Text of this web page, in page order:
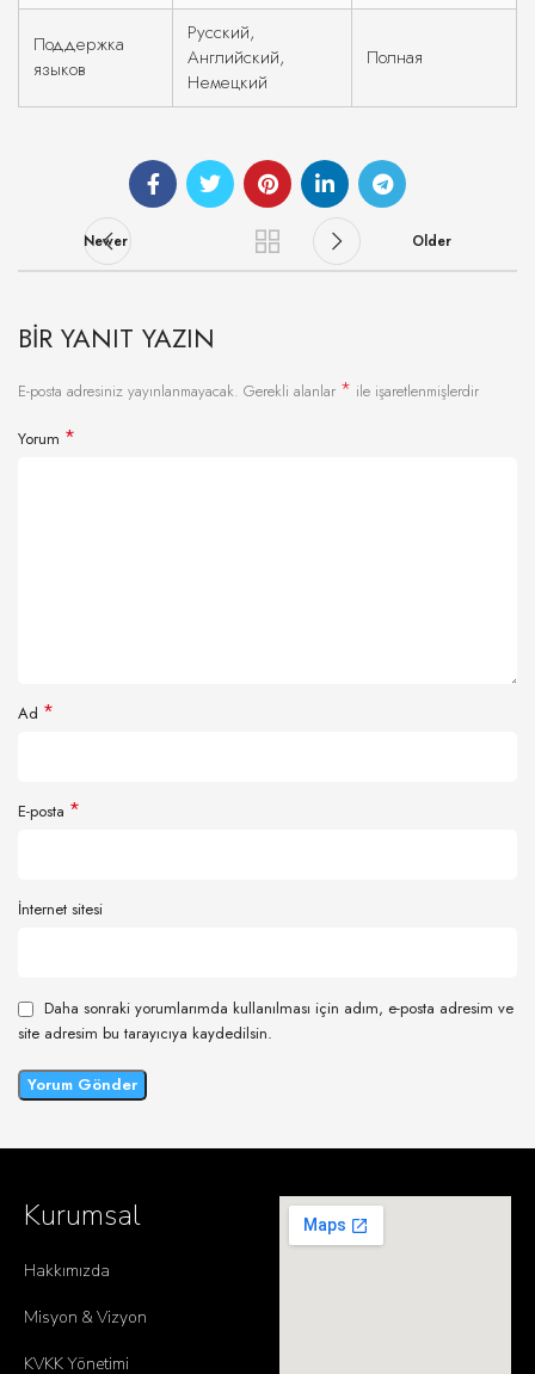
Поддержка
языков
Русский,
Английский,
Немецкий
Полная
Newer Older
BIR YANIT YAZIN
E-posta adresiniz yayınlanmayacak. Gerekli alanlar * ile işaretlenmişlerdir
Yorum *
Ad *
E-posta *
İnternet sitesi
Daha sonraki yorumlarımda kullanılması için adım, e-posta adresim ve
site adresim bu tarayıcıya kaydedilsin.
Kurumsal
Hakkımızda
Misyon & Vizyon
KVKK Yönetimi